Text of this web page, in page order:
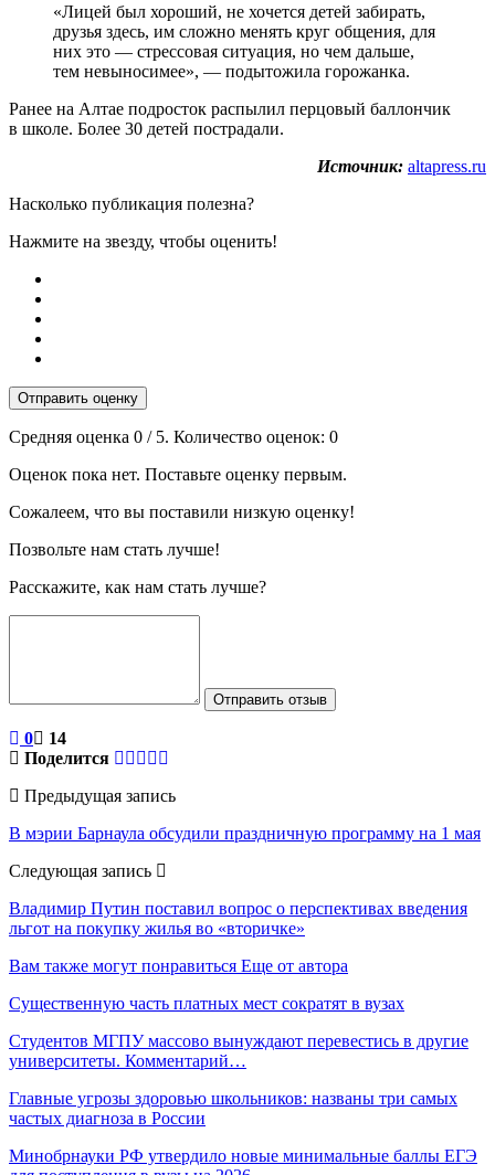
«Лицей был хороший, не хочется детей забирать,
друзья здесь, им сложно менять круг общения, для
них это — стрессовая ситуация, но чем дальше,
тем невыносимее», — подытожила горожанка.
Ранее на Алтае подросток распылил перцовый баллончик
в школе. Более 30 детей пострадали.
Источник: altapress.ru
Насколько публикация полезна?
Нажмите на звезду, чтобы оценить!
Отправить оценку
Средняя оценка 0 / 5. Количество оценок: 0
Оценок пока нет. Поставьте оценку первым.
Сожалеем, что вы поставили низкую оценку!
Позвольте нам стать лучше!
Расскажите, как нам стать лучше?
Отправить отзыв
0
14
Поделится
Предыдущая запись
В мэрии Барнаула обсудили праздничную программу на 1 мая
Следующая запись
Владимир Путин поставил вопрос о перспективах введения
льгот на покупку жилья во «вторичке»
Вам также могут понравиться Еще от автора
Существенную часть платных мест сократят в вузах
Студентов МГПУ массово вынуждают перевестись в другие
университеты. Комментарий…
Главные угрозы здоровью школьников: названы три самых
частых диагноза в России
Минобрнауки РФ утвердило новые минимальные баллы ЕГЭ